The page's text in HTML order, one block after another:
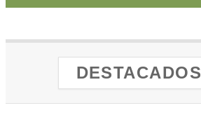
DESTACADOS